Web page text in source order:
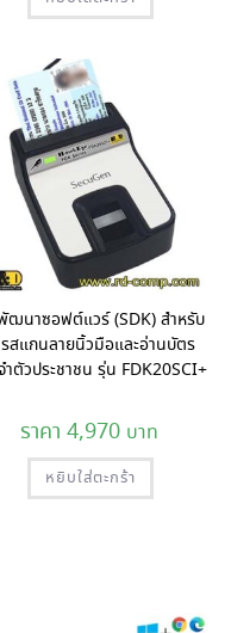
ฒนาซอฟต์แวร์ (SDK) สำหรับ
สแกนลายนิ้วมือและอ่านบัตร
ำตัวประชาชน รุ่น FDK20SCI+
4,970
หยิบใส่ตะกร้า